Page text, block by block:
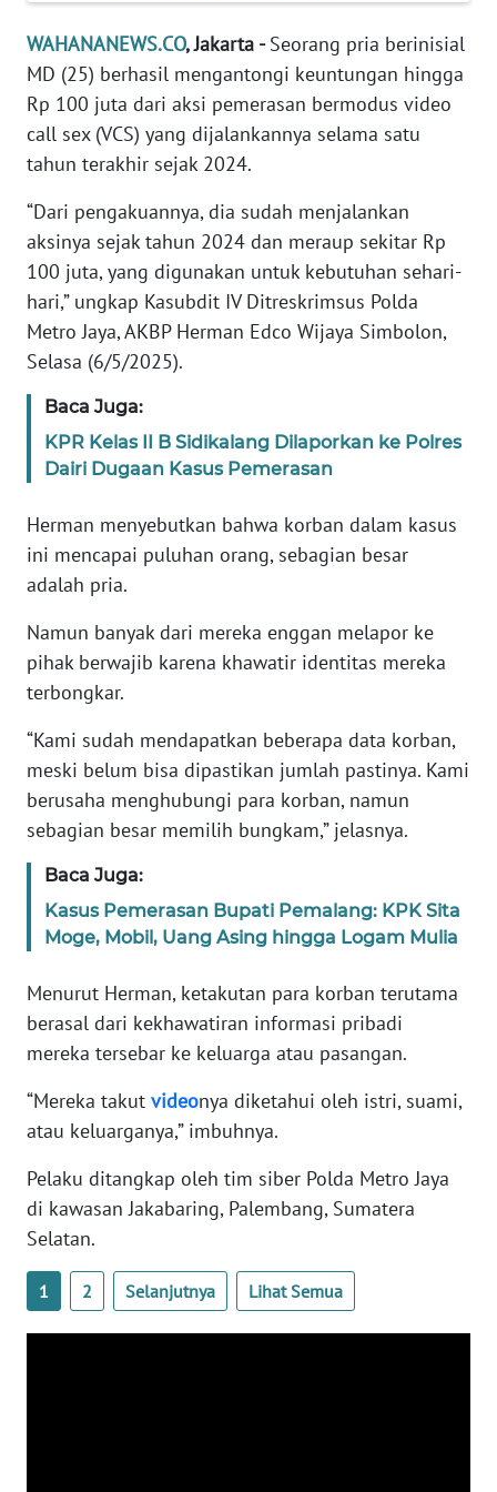
WAHANANEWS.CO, Jakarta -Seorang pria berinisial
MD (25) berhasil mengantongi keuntungan hingga
Rp 100 juta dari aksi pemerasan bermodus video
call sex (VCS) yang dijalankannya selama satu
tahun terakhir sejak 2024.
“Dari pengakuannya, dia sudah menjalankan
aksinya sejak tahun 2024 dan meraup sekitar Rp
100 juta, yang digunakan untuk kebutuhan sehari-
hari,” ungkap Kasubdit IV Ditreskrimsus Polda
Metro Jaya, AKBP Herman Edco Wijaya Simbolon,
Selasa (6/5/2025).
Baca Juga:
KPR Kelas II B Sidikalang Dilaporkan ke Polres
Dairi Dugaan Kasus Pemerasan
Herman menyebutkan bahwa korban dalam kasus
ini mencapai puluhan orang, sebagian besar
adalah pria.
Namun banyak dari mereka enggan melapor ke
pihak berwajib karena khawatir identitas mereka
terbongkar.
“Kami sudah mendapatkan beberapa data korban,
meski belum bisa dipastikan jumlah pastinya. Kami
berusaha menghubungi para korban, namun
sebagian besar memilih bungkam,” jelasnya.
Baca Juga:
Kasus Pemerasan Bupati Pemalang: KPK Sita
Moge, Mobil, Uang Asing hingga Logam Mulia
Menurut Herman, ketakutan para korban terutama
berasal dari kekhawatiran informasi pribadi
mereka tersebar ke keluarga atau pasangan.
“Mereka takut videonya diketahui oleh istri, suami,
atau keluarganya,” imbuhnya.
Pelaku ditangkap oleh tim siber Polda Metro Jaya
di kawasan Jakabaring, Palembang, Sumatera
Selatan.
1 2 Selanjutnya Lihat Semua
Informasi
INDEKS
BERITA
KONTAK
KAMI
INFO
IKLAN
TENTANG
KAMI
MEDIA
SIBER
KARIR
Wahana
News
WN
SUMUT
WN
JAKARTA
WN
JABAR
BANTEN
WN
WN
KEPRI
PAPUA